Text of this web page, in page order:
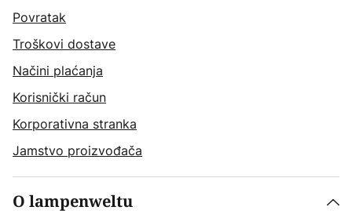
Povratak
Troškovi dostave
Načini plaćanja
Korisnički račun
Korporativna stranka
Jamstvo proizvođača
O lampenweltu